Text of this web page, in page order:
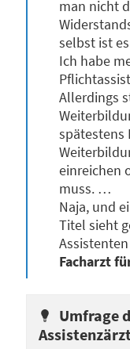
man nicht
selbst ist
Ich habe
Allerdings
spätestens
einreichen
muss. …
Naja, und
Titel sieht
Facharzt
Umfrage